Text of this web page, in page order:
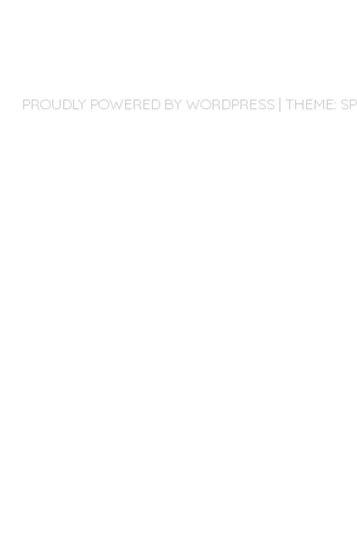
PROUDLY POWERED BY WORDPRESS THEME: